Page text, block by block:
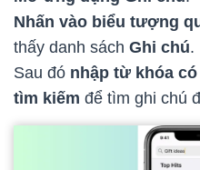
Nhấn vào biểu tượng
thấy danh sách Ghi chú.
Sau đó nhập từ khóa
tìm kiếm để tìm ghi chú